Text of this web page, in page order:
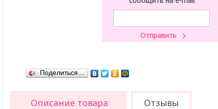
Поделиться…
Описание товара Отзывы